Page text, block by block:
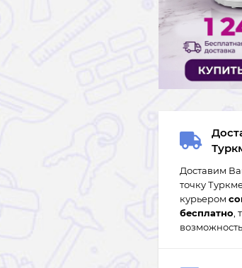
Доставим
точку
курьером
бесплатно ,